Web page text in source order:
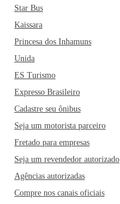
Star Bus
Kaissara
Princesa dos Inhamuns
Unida
ES Turismo
Expresso Brasileiro
Cadastre seu ônibus
Seja um motorista parceiro
Fretado para empresas
Seja um revendedor autorizado
Agências autorizadas
Compre nos canais oficiais